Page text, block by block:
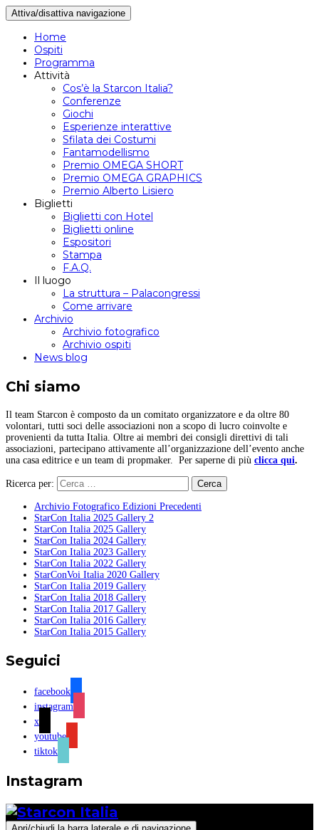
Attiva/disattiva navigazione
Home
Ospiti
Programma
Attività
Cos’è la Starcon Italia?
Conferenze
Giochi
Esperienze interattive
Sfilata dei Costumi
Fantamodellismo
Premio OMEGA SHORT
Premio OMEGA GRAPHICS
Premio Alberto Lisiero
Biglietti
Biglietti con Hotel
Biglietti online
Espositori
Stampa
F.A.Q.
Il luogo
La struttura – Palacongressi
Come arrivare
Archivio
Archivio fotografico
Archivio ospiti
News blog
Chi siamo
Il team Starcon è composto da un comitato organizzatore e da oltre 80
volontari, tutti soci delle associazioni non a scopo di lucro coinvolte e
provenienti da tutta Italia. Oltre ai membri dei consigli direttivi di tali
associazioni, partecipano attivamente all’organizzazione dell’evento anche
una casa editrice e un team di propmaker. Per saperne di più clicca qui.
Ricerca per:
Archivio Fotografico Edizioni Precedenti
StarCon Italia 2025 Gallery 2
StarCon Italia 2025 Gallery
StarCon Italia 2024 Gallery
StarCon Italia 2023 Gallery
StarCon Italia 2022 Gallery
StarConVoi Italia 2020 Gallery
StarCon Italia 2019 Gallery
StarCon Italia 2018 Gallery
StarCon Italia 2017 Gallery
StarCon Italia 2016 Gallery
StarCon Italia 2015 Gallery
Seguici
facebook
instagram
x
youtube
tiktok
Instagram